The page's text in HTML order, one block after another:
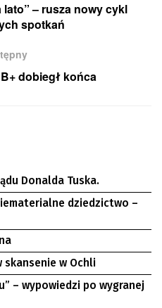
– rusza nowy cykl
spotkań
dobiegł końca
Donalda Tuska.
dziedzictwo –
skansenie w Ochli
– wypowiedzi po wygranej